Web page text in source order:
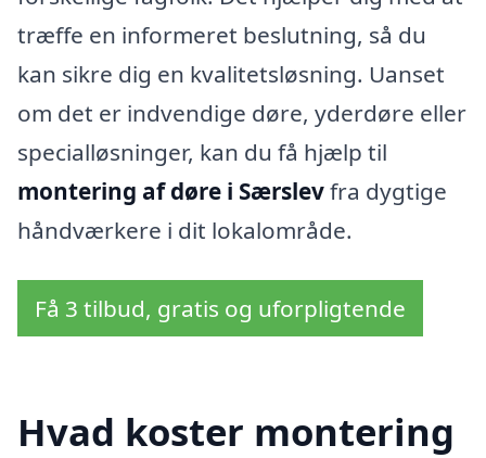
træffe en informeret beslutning, så du
kan sikre dig en kvalitetsløsning. Uanset
om det er indvendige døre, yderdøre eller
specialløsninger, kan du få hjælp til
montering af døre i Særslevfra dygtige
håndværkere i dit lokalområde.
Få 3 tilbud, gratis og uforpligtende
Hvad koster montering